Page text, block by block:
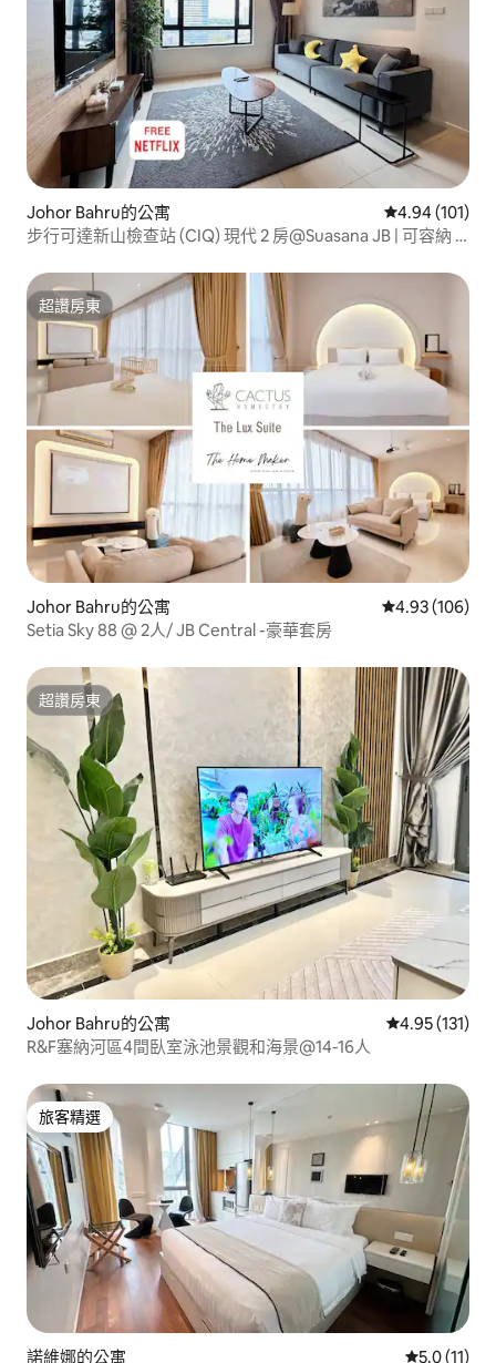
Johor Bahru的公寓 從 101 則評價
4.94 (101)
步行可達新山檢查站 (CIQ) 現代 2 房@Suasana JB | 可容納 6
超讚房東
超讚房東
Johor Bahru的公寓 從 106 則評價
4.93 (106)
Setia Sky 88 @ 2人/ JB Central -豪華套房
超讚房東
超讚房東
Johor Bahru的公寓 從 131 則評價
4.95 (131)
R&F塞納河區4間臥室泳池景觀和海景@14-16人
旅客精選
旅客精選
諾維娜的公寓 從 11 則評
5.0 (11)